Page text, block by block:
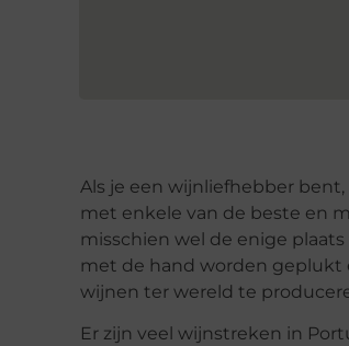
Als je een wijnliefhebber
met enkele van de beste en
misschien wel de enige
met de hand worden geplukt
wijnen ter wereld te
Er zijn veel wijnstreken in